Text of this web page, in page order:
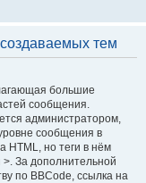
тем
большие
сообщения.
администратором,
сообщения в
HTML, но теги в нём
>. За дополнительной
по BBCode, ссылка на